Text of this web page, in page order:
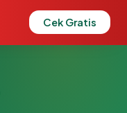
Cek Gratis